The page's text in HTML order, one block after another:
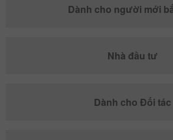
Dành cho người mới
Nhà đầu tư
Dành cho Đối tác